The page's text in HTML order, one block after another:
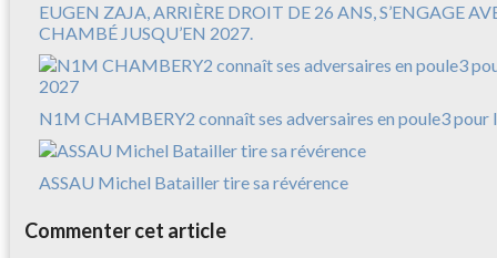
EUGEN ZAJA, ARRIÈRE DROIT DE 26 ANS, S’ENGAGE
CHAMBÉ JUSQU’EN 2027.
N1M CHAMBERY2 connaît ses adversaires en poule3 pour
ASSAU Michel Batailler tire sa révérence
Commenter cet article